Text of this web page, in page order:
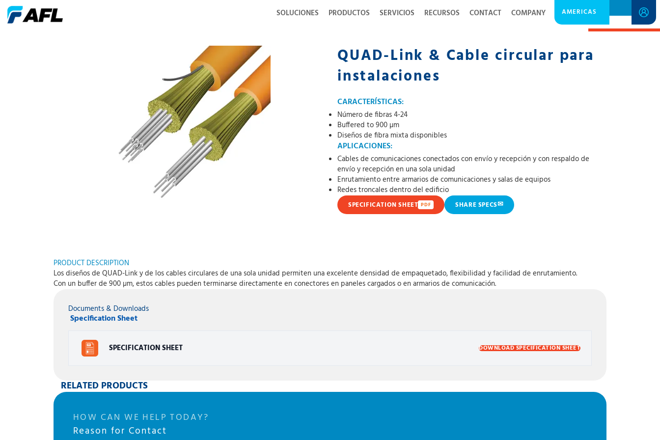
SOLUCIONES PRODUCTOS SERVICIOS RECURSOS CONTACT COMPANY AMERICAS
SPECIFICATION SHEET
QUAD-Link & Cable circular para
instalaciones
CARACTERÍSTICAS:
Número de fibras 4-24
Buffered to 900 µm
Diseños de fibra mixta disponibles
APLICACIONES:
Cables de comunicaciones conectados con envío y recepción y con respaldo de
envío y recepción en una sola unidad
Enrutamiento entre armarios de comunicaciones y salas de equipos
Redes troncales dentro del edificio
SPECIFICATION SHEET PDF SHARE SPECS✉
PRODUCT DESCRIPTION
Los diseños de QUAD-Link y de los cables circulares de una sola unidad permiten una excelente densidad de empaquetado, flexibilidad y facilidad de enrutamiento.
Con un buffer de 900 µm, estos cables pueden terminarse directamente en conectores en paneles cargados o en armarios de comunicación.
Documents & Downloads
Specification Sheet
SPECIFICATION SHEET DOWNLOAD SPECIFICATION SHEET
RELATED PRODUCTS
HOW CAN WE HELP TODAY?
Reason for Contact